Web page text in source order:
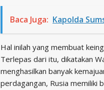
Baca Juga: Kapolda
Hal inilah yang membuat
Terlepas dari itu, dikatakan
menghasilkan banyak
perdagangan, Rusia memiliki